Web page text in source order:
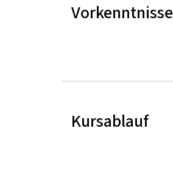
Vorkenntnisse
Kursablauf